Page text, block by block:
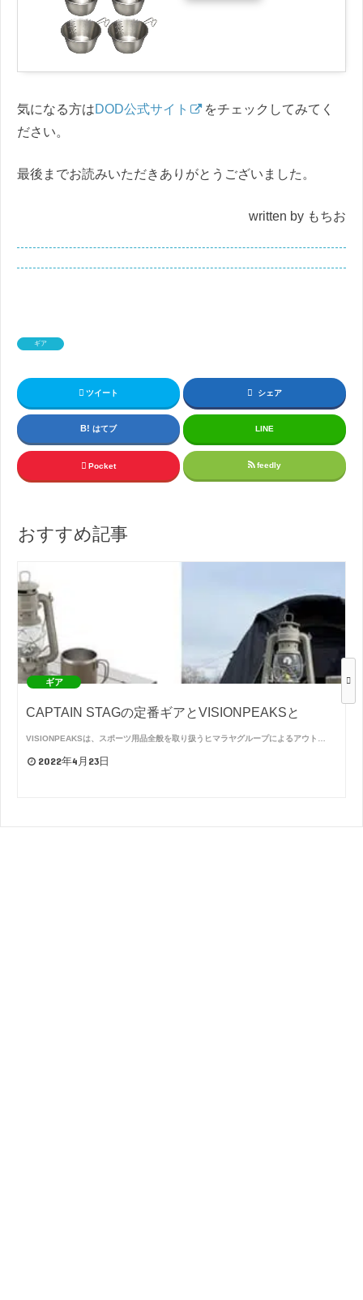
気になる方はDOD公式サイト
をチェックしてみてく
ださい。
最後までお読みいただきありがとうございました。
written by もちお
ギア
ツイート シェア
はてブ LINE
Pocket feedly
おすすめ記事
ギア
CAPTAIN STAGの定番ギアとVISIONPEAKSと
VISIONPEAKSは、スポーツ用品全般を取り扱うヒマラヤグループによるアウト…
2022年4月23日